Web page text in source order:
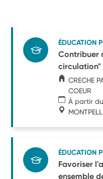
ÉDUCATION
Contribuer
circulation"
CRECHE
COEUR
À partir
ÉDUCATION
Favoriser
ensemble